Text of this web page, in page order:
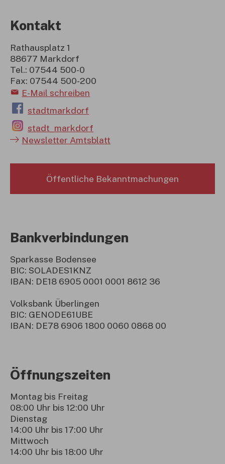
Kontakt
Rathausplatz 1
88677 Markdorf
Tel.: 07544 500-0
Fax: 07544 500-200
E-Mail schreiben
stadtmarkdorf
stadt_markdorf
Newsletter Amtsblatt
Öffentliche Bekanntmachungen
Bankverbindungen
Sparkasse Bodensee
BIC: SOLADES1KNZ
IBAN: DE18 6905 0001 0001 8612 36
Volksbank Überlingen
BIC: GENODE61UBE
IBAN: DE78 6906 1800 0060 0868 00
Öffnungszeiten
Montag bis Freitag
08:00 Uhr bis 12:00 Uhr
Dienstag
14:00 Uhr bis 17:00 Uhr
Mittwoch
14:00 Uhr bis 18:00 Uhr